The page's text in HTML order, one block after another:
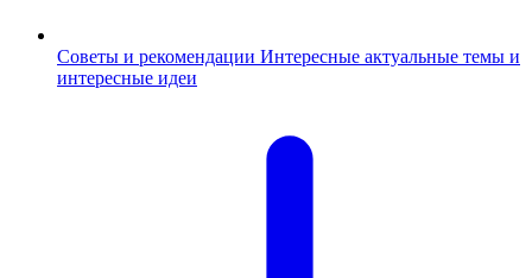
Советы и рекомендации Интересные актуальные темы и
интересные идеи